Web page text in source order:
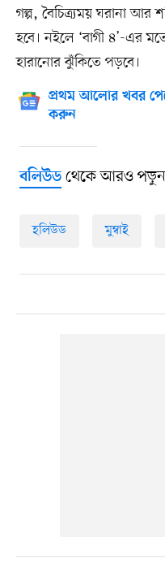
গল্প, বৈচিত্র্যময় ঘরানা আর
হবে। নইলে ‘বাগী ৪’-এর
হারানোর ঝুঁকিতে পড়বে।
প্রথম আলোর খবর
করুন
বলিউডথেকে আরও পড়ুন
হলিউড মুম্বাই